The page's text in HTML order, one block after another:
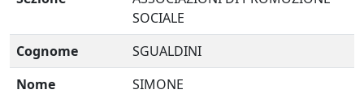
SOCIALE
Cognome
SGUALDINI
Nome
SIMONE